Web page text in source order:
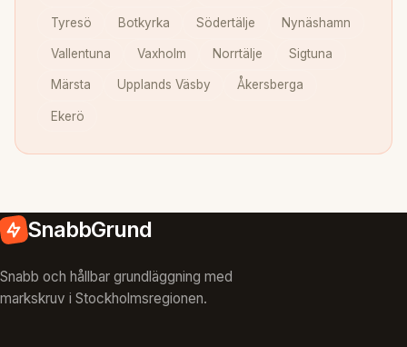
Tyresö Botkyrka Södertälje Nynäshamn
Vallentuna Vaxholm Norrtälje Sigtuna
Märsta Upplands Väsby Åkersberga
Ekerö
SnabbGrund
Snabb och hållbar grundläggning med
markskruv i Stockholmsregionen.